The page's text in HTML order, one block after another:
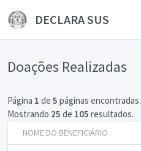
DECLARA SUS
Doações Realizadas
Página 1 de 5 páginas encontradas.
Mostrando 25 de 105 resultados.
NOME DO BENEFICIÁRIO